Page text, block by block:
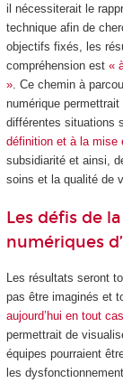
il nécessiterait le
technique afin de
objectifs fixés, les
compréhension est «
». Ce chemin à
numérique
différentes situations
définition et à la
subsidiarité et ainsi,
soins et la qualité de
Les défis de
numériques
Les résultats seront
pas être imaginés et
aujourd’hui en tout cas
permettrait de
équipes pourraient
les